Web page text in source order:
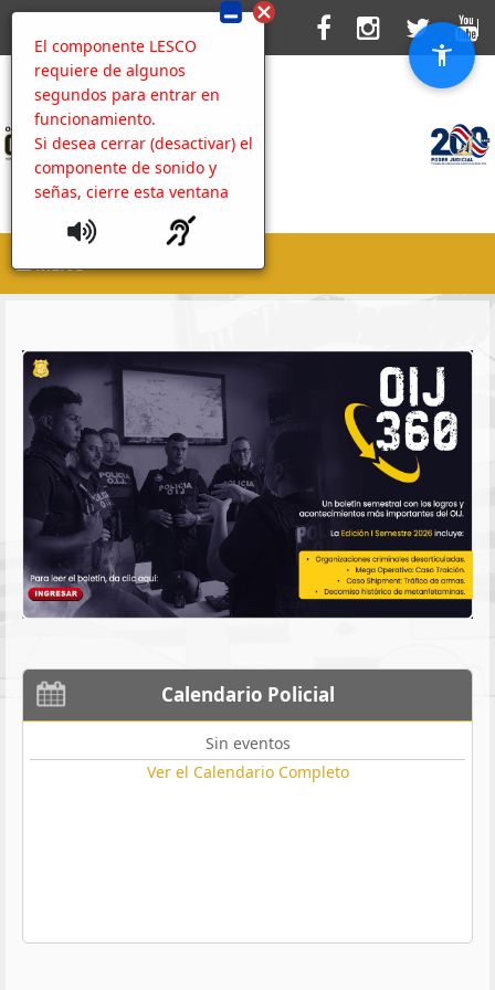
El componente LESCO
requiere de algunos
segundos para entrar en
funcionamiento.
Si desea cerrar (desactivar) el
componente de sonido y
señas, cierre esta ventana
MENU
Calendario Policial
Sin eventos
Ver el Calendario Completo